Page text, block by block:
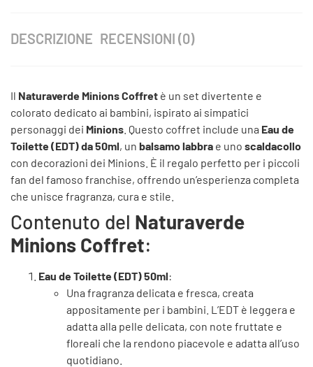
DESCRIZIONE RECENSIONI (0)
Il Naturaverde Minions Coffret è un set divertente e
colorato dedicato ai bambini, ispirato ai simpatici
personaggi dei Minions . Questo coffret include una Eau de
Toilette (EDT) da 50ml, un balsamo labbra e uno scaldacollo
con decorazioni dei Minions. È il regalo perfetto per i piccoli
fan del famoso franchise, offrendo un’esperienza completa
che unisce fragranza, cura e stile.
Contenuto del Naturaverde
Minions Coffret:
Eau de Toilette (EDT) 50ml:
Una fragranza delicata e fresca, creata
appositamente per i bambini. L’EDT è leggera e
adatta alla pelle delicata, con note fruttate e
floreali che la rendono piacevole e adatta all’uso
quotidiano.